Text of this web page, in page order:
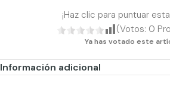
¡Haz clic para puntuar
(Votos: 0
Ya has votado este
Información adicional